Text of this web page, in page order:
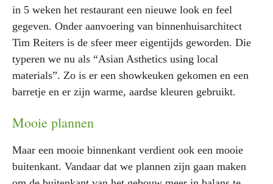
in 5 weken het restaurant een nieuwe look en feel
gegeven. Onder aanvoering van binnenhuisarchitect
Tim Reiters is de sfeer meer eigentijds geworden. Die
typeren we nu als “Asian Asthetics using local
materials”. Zo is er een showkeuken gekomen en een
barretje en er zijn warme, aardse kleuren gebruikt.
Mooie plannen
Maar een mooie binnenkant verdient ook een mooie
buitenkant. Vandaar dat we plannen zijn gaan maken